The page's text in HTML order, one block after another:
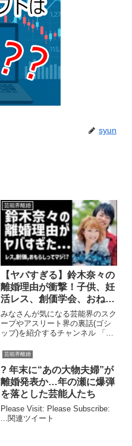
syun
芸能界離婚
【ヤバすぎる】鈴木奈々の
離婚理由が衝撃！子供、妊
活レス、創価学会、おねし
ょなど原因が多すぎた
みなさんが気になる芸能界のスク
ープやアスリート界の裏話(ゴシ
ップ)を紹介するチャンネル 「あ
芸能界離婚
? 年末に“あの大物夫婦”が
離婚発表か…年の瀬に爆弾
を落とした芸能人たち
Please Visit: Please Subscribe:
...関連ツイート